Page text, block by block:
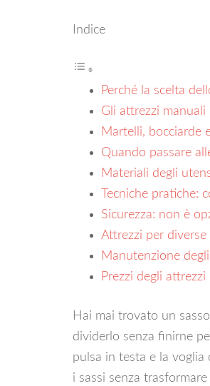
Indice
Perché la scelta
Gli attrezzi manuali
Martelli, bocciarde
Quando passare
Materiali degli
Tecniche
Sicurezza: non è
Attrezzi per
Manutenzione
Prezzi degli
Hai mai trovato un
dividerlo senza finirne
pulsa in testa e la
i sassi senza